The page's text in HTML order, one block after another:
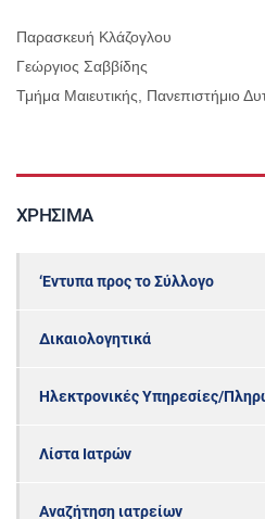
Παρασκευή Κλάζογλου
Γεώργιος Σαββίδης
Τμήμα Μαιευτικής, Πανεπιστήμιο
ΧΡΉΣΙΜΑ
‘Εντυπα προς το Σύλλογο
Δικαιολογητικά
Ηλεκτρονικές Υπηρεσίες/
Λίστα Ιατρών
Αναζήτηση ιατρείων